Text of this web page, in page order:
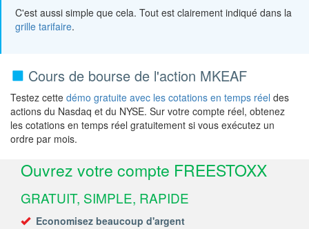
C'est aussi simple que cela. Tout est clairement indiqué dans la
grille tarifaire.
Cours de bourse de l'action MKEAF
Testez cette démo gratuite avec les cotations en temps réel des
actions du Nasdaq et du NYSE. Sur votre compte réel, obtenez
les cotations en temps réel gratuitement si vous exécutez un
ordre par mois.
Ouvrez votre compte FREESTOXX
GRATUIT, SIMPLE, RAPIDE
Economisez beaucoup d'argent